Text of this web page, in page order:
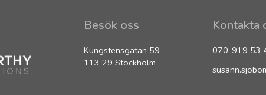
Besök oss
Kungstensgatan 59
113 29 Stockholm
Kontakta
070-919 53